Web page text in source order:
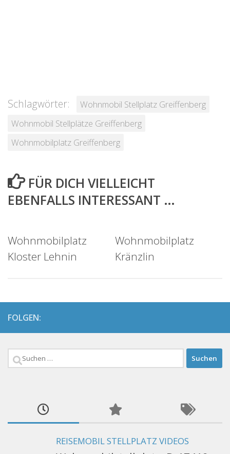
Schlagwörter:
Wohnmobil Stellplatz Greiffenberg
Wohnmobil Stellplätze Greiffenberg
Wohnmobilplatz Greiffenberg
FÜR DICH VIELLEICHT
EBENFALLS INTERESSANT …
Wohnmobilplatz
Kloster Lehnin
Wohnmobilplatz
Kränzlin
FOLGEN:
Suchen
REISEMOBIL STELLPLATZ VIDEOS